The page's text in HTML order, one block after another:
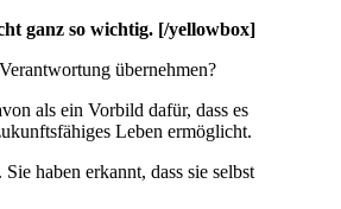
ganz so wichtig. [/yellowbox]
übernehmen?
als ein Vorbild dafür, dass es
Leben ermöglicht.
haben erkannt, dass sie selbst